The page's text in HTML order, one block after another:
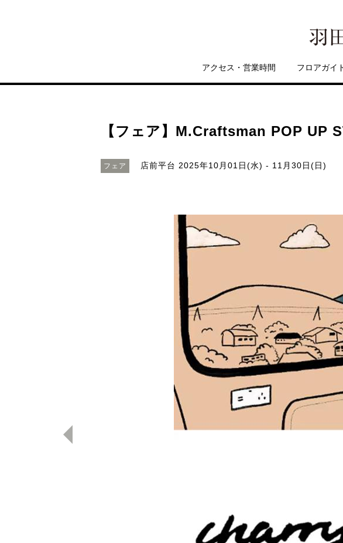
アクセス・営業時間 フロアガイ
【フェア】M.Craftsman POP UP
フェア 店前平台 2025年10月01日(水) - 11月30日(日)